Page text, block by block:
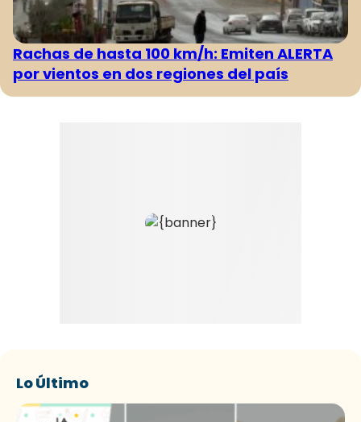
Rachas de hasta 100 km/h: Emiten ALERTA
por vientos en dos regiones del país
Lo Último